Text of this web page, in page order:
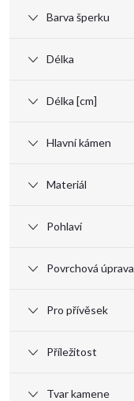
Barva šperku
Délka
Délka [cm]
Hlavní kámen
Materiál
Pohlaví
Povrchová úprava
Pro přívěsek
Příležitost
Tvar kamene